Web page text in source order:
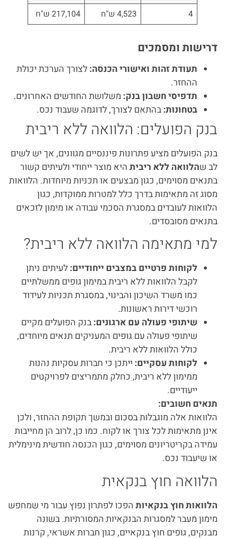
4
4,523 ש"ח 217,104 ש"ח
דרישות ומסמכים
תעודת זהות ואישורי הכנסה:לצורך הערכת יכולת
ההחזר.
תדפיסי חשבון בנק: משלושת החודשים האחרונים.
בטחונות:בהתאם לצורך, לדוגמה שעבוד נכס.
בנק הפועלים: הלוואה ללא ריבית
בנק הפועלים מציע פתרונות פיננסיים מגוונים, אך יש לשים
לב שהלוואה ללא ריביתהיא מוצר ייחודי ולעיתים קשור
בתנאים מסוימים, כגון מבצעים או תכניות מיוחדות. הלוואות
מסוג זה מתאימות בדרך כלל למטרות ממוקדות, כגון
הלוואות לעובדים במסגרת הסכמי עבודה או מימון לזכאים
בתנאים מסובסדים.
למי מתאימה הלוואה ללא ריבית?
לקוחות פרטיים במצבים ייחודיים:לעיתים ניתן
לקבל הלוואות ללא ריבית במימון גופים ממשלתיים
כמו משרד השיכון והבינוי, במסגרת תכניות לעידוד
רוכשי דירות ראשונות.
שיתופי פעולה עם ארגונים:בנק הפועלים מקיים
שיתופי פעולה עם גופים המעניקים תנאים מיוחדים,
כולל הלוואות ללא ריבית.
לקוחות עסקיים: ייתכן כי חברות עסקיות נהנות
ממימון ללא ריבית, כחלק מתמריצים לפרויקטים
ייעודיים.
תנאים חשובים:
הלוואות אלה מוגבלות בסכום ובמשך תקופת ההחזר, ולכן
אינן מתאימות לכל צורך או לקוח. כמו כן, לרוב הן מחייבות
עמידה בקריטריונים מסוימים, כגון הכנסה חודשית מינימלית
או שיעבוד נכס.
הלוואה חוץ בנקאית
הלוואות חוץ בנקאיותהפכו לפתרון נפוץ עבור מי שמחפש
מימון מעבר למסגרות הבנקאיות המסורתיות. בשונה
מבנקים, גופים חוץ בנקאיים, כגון חברות אשראי, קרנות